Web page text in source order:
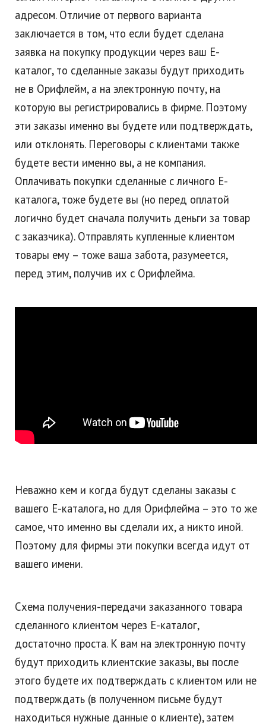
адресом. Отличие от первого варианта
заключается в том, что если будет сделана
заявка на покупку продукции через ваш Е-
каталог, то сделанные заказы будут приходить
не в Орифлейм, а на электронную почту, на
которую вы регистрировались в фирме. Поэтому
эти заказы именно вы будете или подтверждать,
или отклонять. Переговоры с клиентами также
будете вести именно вы, а не компания.
Оплачивать покупки сделанные с личного Е-
каталога, тоже будете вы (но перед оплатой
логично будет сначала получить деньги за товар
с заказчика). Отправлять купленные клиентом
товары ему – тоже ваша забота, разумеется,
перед этим, получив их с Орифлейма.
Неважно кем и когда будут сделаны заказы с
вашего Е-каталога, но для Орифлейма – это то же
самое, что именно вы сделали их, а никто иной.
Поэтому для фирмы эти покупки всегда идут от
вашего имени.
Схема получения-передачи заказанного товара
сделанного клиентом через Е-каталог,
достаточно проста. К вам на электронную почту
будут приходить клиентские заказы, вы после
этого будете их подтверждать с клиентом или не
подтверждать (в полученном письме будут
находиться нужные данные о клиенте), затем